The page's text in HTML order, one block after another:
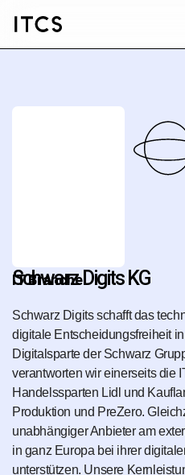
Schwarz Digits KG
IT Branche
Schwarz Digits schafft das
digitale Entscheidungsfreiheit
Digitalsparte der Schwarz
verantworten wir einerseits die
Handelssparten Lidl und
Produktion und PreZero.
unabhängiger Anbieter am
in ganz Europa bei ihrer
unterstützen. Unsere